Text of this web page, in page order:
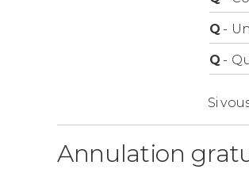
Q -
Q -
Si
Annulation